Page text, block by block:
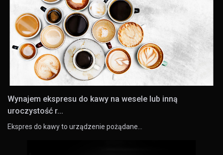
Wynajem ekspresu do kawy na wesele lub inną
uroczystość r...
Ekspres do kawy to urządzenie pożądane…